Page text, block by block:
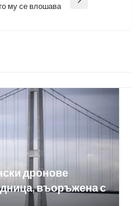
му се влошава
дронове
въоръжена с